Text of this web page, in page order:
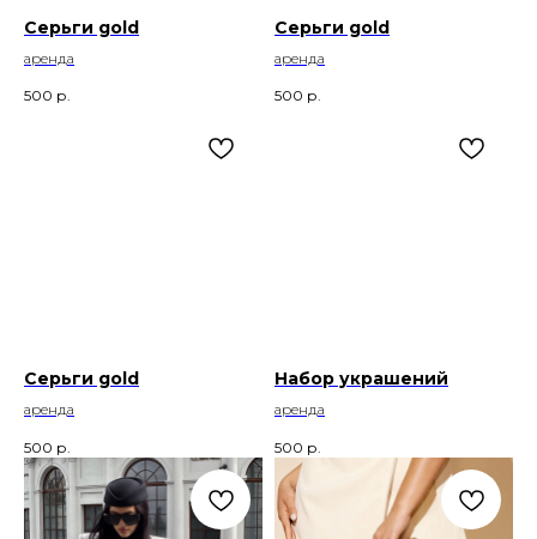
Серьги gold
аренда
500 р.
Серьги gold
аренда
500 р.
Серьги gold
аренда
500 р.
Набор украшений
аренда
500 р.